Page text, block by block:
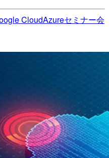
CloudAzureセミナー会